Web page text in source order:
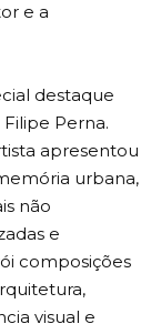
e a
destaque
Perna.
apresentou
urbana,
não
e
composições
visual e